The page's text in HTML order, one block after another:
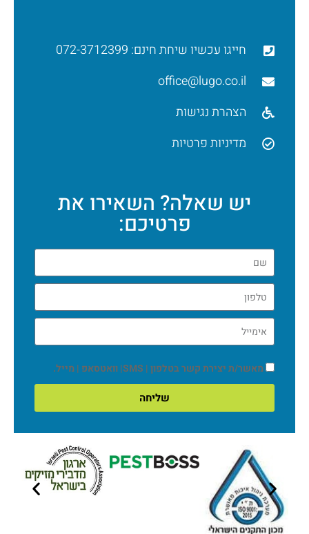
חייגו עכשיו שיחת חינם: 072-3712399
office@lugo.co.il
הצהרת נגישות
מדיניות פרטיות
יש שאלה? השאירו את
פרטיכם:
מאשר/ת יצירת קשר בטלפון | SMS| וואטסאפ | מייל.
שליחה